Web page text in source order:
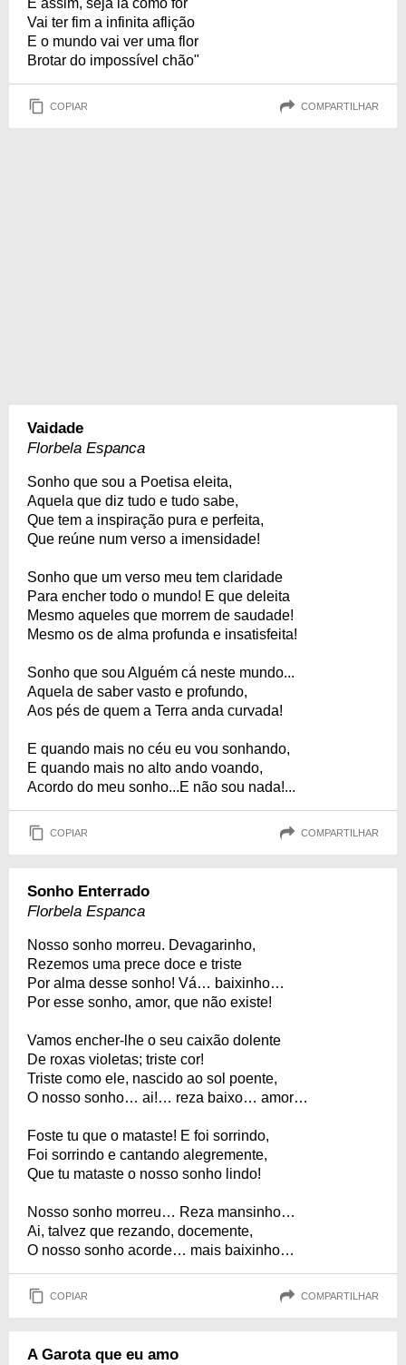
E assim, seja lá como for
Vai ter fim a infinita aflição
E o mundo vai ver uma flor
Brotar do impossível chão"
COPIAR COMPARTILHAR
Vaidade
Florbela Espanca
Sonho que sou a Poetisa eleita,
Aquela que diz tudo e tudo sabe,
Que tem a inspiração pura e perfeita,
Que reúne num verso a imensidade!
Sonho que um verso meu tem claridade
Para encher todo o mundo! E que deleita
Mesmo aqueles que morrem de saudade!
Mesmo os de alma profunda e insatisfeita!
Sonho que sou Alguém cá neste mundo...
Aquela de saber vasto e profundo,
Aos pés de quem a Terra anda curvada!
E quando mais no céu eu vou sonhando,
E quando mais no alto ando voando,
Acordo do meu sonho...E não sou nada!...
COPIAR COMPARTILHAR
Sonho Enterrado
Florbela Espanca
Nosso sonho morreu. Devagarinho,
Rezemos uma prece doce e triste
Por alma desse sonho! Vá… baixinho…
Por esse sonho, amor, que não existe!
Vamos encher-lhe o seu caixão dolente
De roxas violetas; triste cor!
Triste como ele, nascido ao sol poente,
O nosso sonho… ai!… reza baixo… amor…
Foste tu que o mataste! E foi sorrindo,
Foi sorrindo e cantando alegremente,
Que tu mataste o nosso sonho lindo!
Nosso sonho morreu… Reza mansinho…
Ai, talvez que rezando, docemente,
O nosso sonho acorde… mais baixinho…
COPIAR COMPARTILHAR
A Garota que eu amo